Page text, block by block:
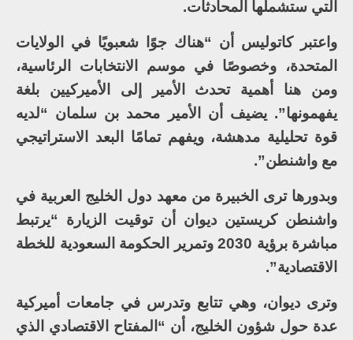
التي ستشملها المحادثات.
واعتبر كاتوليس أن “هناك جوًا شعبويًا في الولايات
المتحدة، وخصوصًا في موسم الانتخابات الرئاسية،
ومن هنا أهمية تحدث الأمير إلى الأميركيين بلغة
يفهمونها”. يضيف أن الأمير محمد بن سلمان “لديه
قوة تحليلية مدهشة، ويفهم تمامًا البعد الاستراتيجي
مع واشنطن”.
وبدورها ترى الخبيرة من معهد دول الخليج العربية في
واشنطن كريستين ديوان أن توقيت الزيارة “يرتبط
مباشرة برؤية 2030 وتمرير الحكومة السعودية للخطة
الاقتصادية”.
وترى ديوان، وهي تتابع وتدرس في جامعات أميركية
عدة حول شؤون الخليج، أن “المفتاح الاقتصادي الذي